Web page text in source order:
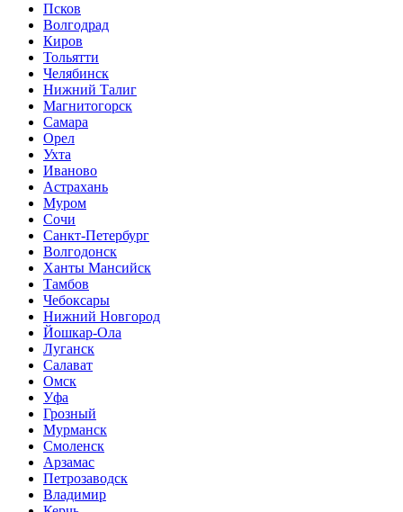
Псков
Волгодрад
Киров
Тольятти
Челябинск
Нижний Талиг
Магнитогорск
Самара
Орел
Ухта
Иваново
Астрахань
Муром
Сочи
Санкт-Петербург
Волгодонск
Ханты Мансийск
Тамбов
Чебоксары
Нижний Новгород
Йошкар-Ола
Луганск
Салават
Омск
Уфа
Грозный
Мурманск
Смоленск
Арзамас
Петрозаводск
Владимир